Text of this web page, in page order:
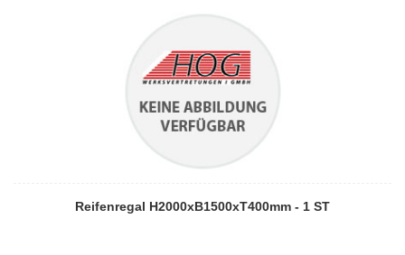
Reifenregal H2000xB1500xT400mm - 1 ST